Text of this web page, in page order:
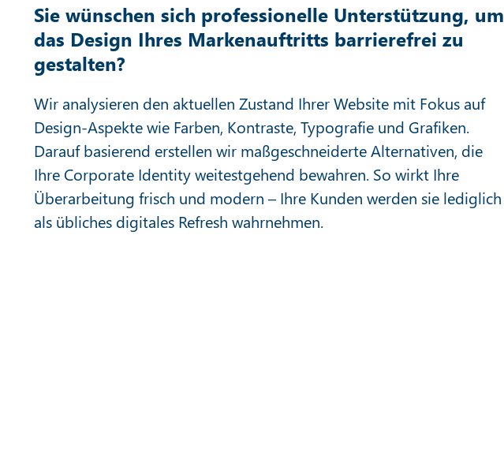
Sie wünschen sich professionelle Unterstützung, um
das Design Ihres Markenauftritts barrierefrei zu
gestalten?
Wir analysieren den aktuellen Zustand Ihrer Website mit Fokus auf
Design-Aspekte wie Farben, Kontraste, Typografie und Grafiken.
Darauf basierend erstellen wir maßgeschneiderte Alternativen, die
Ihre Corporate Identity weitestgehend bewahren. So wirkt Ihre
Überarbeitung frisch und modern – Ihre Kunden werden sie lediglich
als übliches digitales Refresh wahrnehmen.